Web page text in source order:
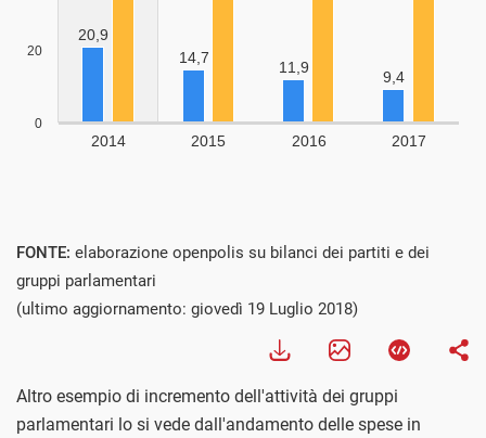
FONTE: elaborazione openpolis su bilanci dei partiti e dei
gruppi parlamentari
(ultimo aggiornamento: giovedì 19 Luglio 2018)
Altro esempio di incremento dell'attività dei gruppi
parlamentari lo si vede dall'andamento delle spese in